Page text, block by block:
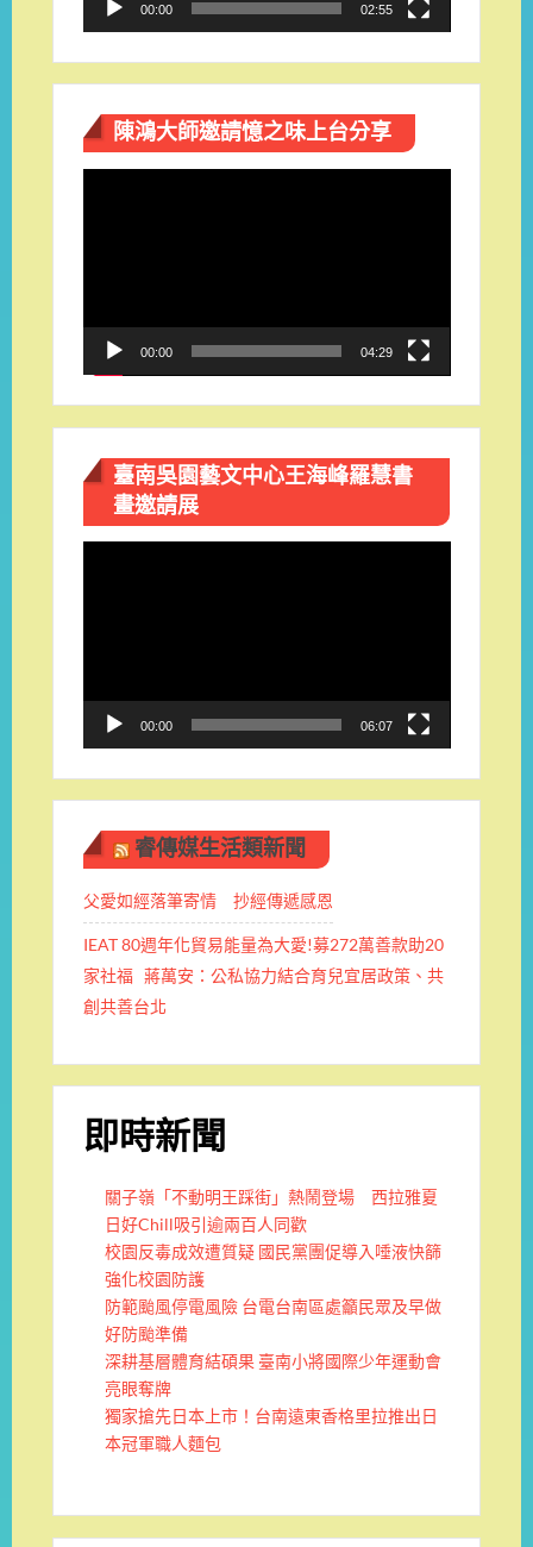
00:00 02:55
陳鴻大師邀請憶之味上台分享
00:00 04:29
臺南吳園藝文中心王海峰羅慧書
畫邀請展
00:00 06:07
睿傳媒生活類新聞
父愛如經落筆寄情 抄經傳遞感恩
IEAT 80週年化貿易能量為大愛!募272萬善款助20
家社福 蔣萬安：公私協力結合育兒宜居政策、共
創共善台北
即時新聞
關子嶺「不動明王踩街」熱鬧登場 西拉雅夏
日好Chill吸引逾兩百人同歡
校園反毒成效遭質疑 國民黨團促導入唾液快篩
強化校園防護
防範颱風停電風險 台電台南區處籲民眾及早做
好防颱準備
深耕基層體育結碩果 臺南小將國際少年運動會
亮眼奪牌
獨家搶先日本上市！台南遠東香格里拉推出日
本冠軍職人麵包